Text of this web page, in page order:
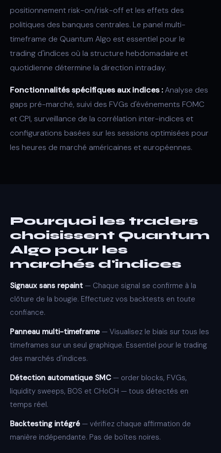
positionnement risk-on/risk-off et les effets des
politiques des banques centrales. Le panel multi-
timeframe de Quantum Algo est essentiel pour le
trading d'indices où la structure hebdomadaire et
quotidienne détermine la direction intraday.
Fonctionnalités spécifiques aux indices :Analyse des
gaps pré-marché, suivi des FVGs d'événements FOMC
et CPI, surveillance de la corrélation inter-indices et
configurations basées sur les sessions optimisées pour
les heures de marché américaines et européennes.
Pourquoi les traders
choisissent Quantum
Algo pour les
marchés d'indices
Signaux sans repaint — Chaque signal se confirme à la
clôture de la bougie. Effectuez vos backtests en toute
confiance.
Panneau multi-timeframe— Visualisez le biais sur tous les
timeframes sur un seul graphique. Essentiel pour le trading
des marchés d'indices.
Détection automatique SMC — order blocks, FVGs,
liquidity sweeps, BOS et CHoCH — tous détectés en
temps réel.
Backtesting intégré— vérifiez chaque affirmation de
manière indépendante. Pas de boîtes noires.